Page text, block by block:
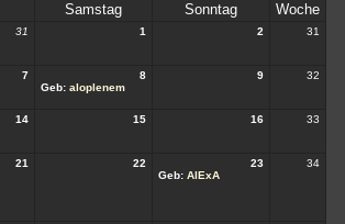
Samstag Sonntag Woche
31 1 2 31
7
8
Geb: aloplenem
9 32
14 15 16 33
21 22
23
Geb: AlExA
34